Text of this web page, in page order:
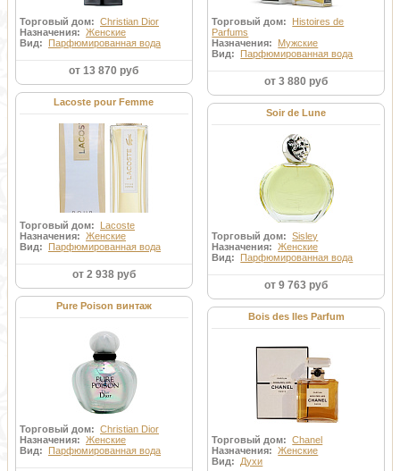
Торговый дом: Christian Dior
Назначения: Женские
Вид:
Парфюмированная вода
от 13 870 руб
Торговый дом:
Histoires de
Parfums
Назначения: Мужские
Вид:
Парфюмированная вода
от 3 880 руб
Lacoste pour Femme
Торговый дом:
Lacoste
Назначения: Женские
Вид:
Парфюмированная вода
от 2 938 руб
Soir de Lune
Торговый дом:Sisley
Назначения:Женские
Вид:
Парфюмированная вода
от 9 763 руб
Pure Poison винтаж
Торговый дом: Christian Dior
Назначения: Женские
Вид:
Парфюмированная вода
Bois des Iles Parfum
Торговый дом:Chanel
Назначения:Женские
Вид: Духи